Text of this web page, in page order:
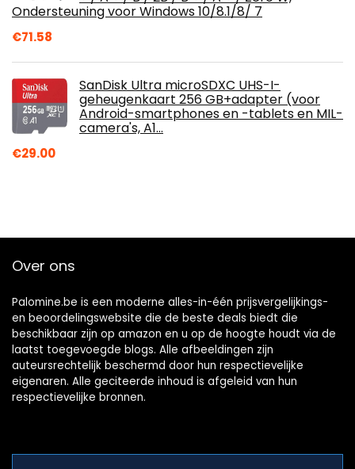
Ondersteuning voor Windows 10/8.1/8/ 7
€71.58
SanDisk Ultra microSDXC UHS-I-
geheugenkaart 256 GB+adapter (voor
Android-smartphones en -tablets en MIL-
camera's, A1…
€29.00
Over ons
Palomine.be is een moderne alles-in-één prijsvergelijkings-
en beoordelingswebsite die de beste deals biedt die
beschikbaar zijn op amazon en u op de hoogte houdt via de
laatst toegevoegde blogs. Alle afbeeldingen zijn
auteursrechtelijk beschermd door hun respectievelijke
eigenaren. Alle geciteerde inhoud is afgeleid van hun
respectievelijke bronnen.